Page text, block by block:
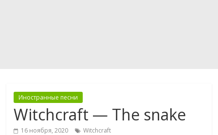
Иностранные песни
Witchcraft — The snake
16 ноября, 2020 Witchcraft